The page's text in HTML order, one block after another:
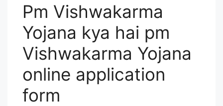
Pm Vishwakarma
Yojana kya hai pm
Vishwakarma Yojana
online application
form